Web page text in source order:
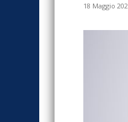
18 Maggio